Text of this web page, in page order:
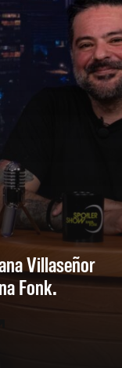
Villaseñor
Fonk.